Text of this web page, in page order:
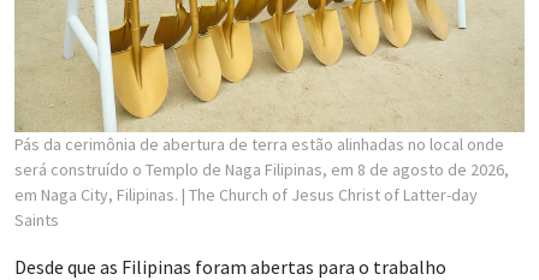
Pás da cerimônia de abertura de terra estão alinhadas no local onde
será construído o Templo de Naga Filipinas, em 8 de agosto de 2026,
em Naga City, Filipinas. | The Church of Jesus Christ of Latter-day
Saints
Desde que as Filipinas foram abertas para o trabalho